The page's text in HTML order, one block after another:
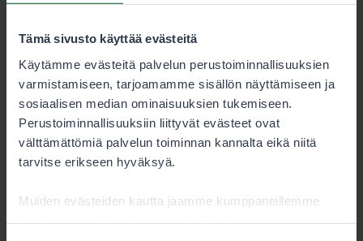
Tämä sivusto käyttää evästeitä
Käytämme evästeitä palvelun perustoiminnallisuuksien
varmistamiseen, tarjoamamme sisällön näyttämiseen ja
sosiaalisen median ominaisuuksien tukemiseen.
Perustoiminnallisuuksiin liittyvät evästeet ovat
välttämättömiä palvelun toiminnan kannalta eikä niitä
tarvitse erikseen hyväksyä.
Muiden evästeiden kautta jaamme kumppaneillemme
Heiniperän lupa-alueen kartta
6633-heinipera_kartta.pdf
9.0 MB
Lataa